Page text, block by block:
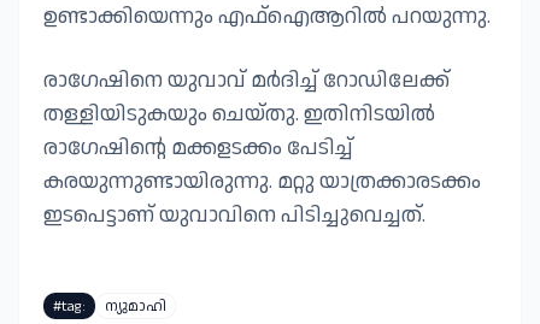
ഉണ്ടാക്കിയെന്നും എഫ്‌ഐആറില്‍ പറയുന്നു.
രാഗേഷിനെ യുവാവ് മര്‍ദിച്ച്‌ റോഡിലേക്ക്
തള്ളിയിടുകയും ചെയ്തു. ഇതിനിടയില്‍
രാഗേഷിന്റെ മക്കളടക്കം പേടിച്ച്‌
കരയുന്നുണ്ടായിരുന്നു. മറ്റു യാത്രക്കാരടക്കം
ഇടപെട്ടാണ് യുവാവിനെ പിടിച്ചുവെച്ചത്.
#tag: ന്യുമാഹി